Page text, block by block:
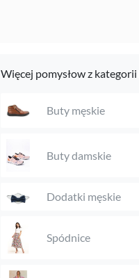
Więcej pomysłow z kategorii
Buty męskie
Buty damskie
Dodatki męskie
Spódnice